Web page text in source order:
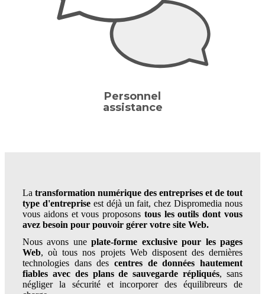
Personnel
assistance
La transformation numérique des entreprises et de tout
type d'entrepriseest déjà un fait, chez Dispromedia nous
vous aidons et vous proposons tous les outils dont vous
avez besoin pour pouvoir gérer votre site Web.
Nous avons uneplate-forme exclusive pour les pages
Web, où tous nos projets Web disposent des dernières
technologies dans des centres de données hautement
fiables avec des plans de sauvegarde répliqués, sans
négliger la sécurité et incorporer des équilibreurs de